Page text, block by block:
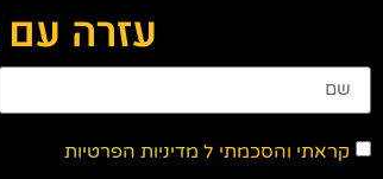
עזרה
קראתי והסכמתי ל מדיניות הפרטיות